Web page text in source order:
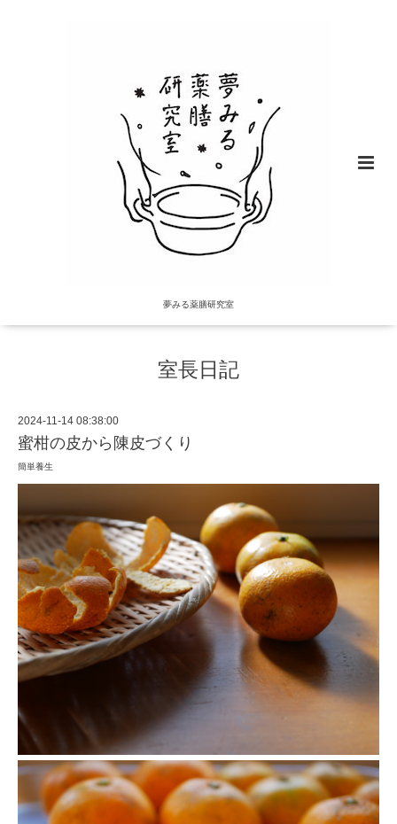
夢みる薬膳研究室
室長日記
2024-11-14 08:38:00
蜜柑の皮から陳皮づくり
簡単養生